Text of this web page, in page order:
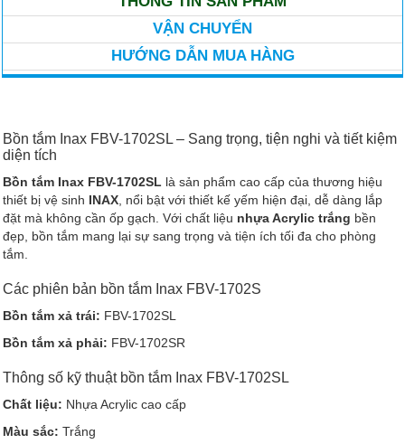
VẬN CHUYỂN
HƯỚNG DẪN MUA HÀNG
Bồn tắm Inax FBV-1702SL – Sang trọng, tiện nghi và tiết kiệm
diện tích
Bồn tắm Inax FBV-1702SL là sản phẩm cao cấp của thương hiệu
thiết bị vệ sinh INAX, nổi bật với thiết kế yếm hiện đại, dễ dàng lắp
đặt mà không cần ốp gạch. Với chất liệu nhựa Acrylic trắng bền
đẹp, bồn tắm mang lại sự sang trọng và tiện ích tối đa cho phòng
tắm.
Các phiên bản bồn tắm Inax FBV-1702S
Bồn tắm xả trái: FBV-1702SL
Bồn tắm xả phải: FBV-1702SR
Thông số kỹ thuật bồn tắm Inax FBV-1702SL
Chất liệu: Nhựa Acrylic cao cấp
Màu sắc: Trắng